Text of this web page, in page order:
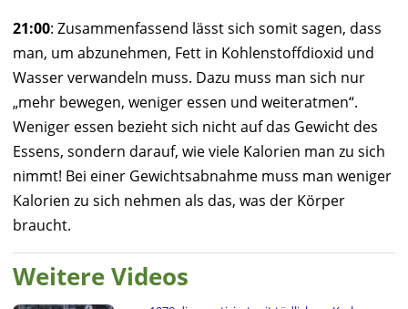
21:00: Zusammenfassend lässt sich somit sagen, dass
man, um abzunehmen, Fett in Kohlenstoffdioxid und
Wasser verwandeln muss. Dazu muss man sich nur
„mehr bewegen, weniger essen und weiteratmen“.
Weniger essen bezieht sich nicht auf das Gewicht des
Essens, sondern darauf, wie viele Kalorien man zu sich
nimmt! Bei einer Gewichtsabnahme muss man weniger
Kalorien zu sich nehmen als das, was der Körper
braucht.
Weitere Videos